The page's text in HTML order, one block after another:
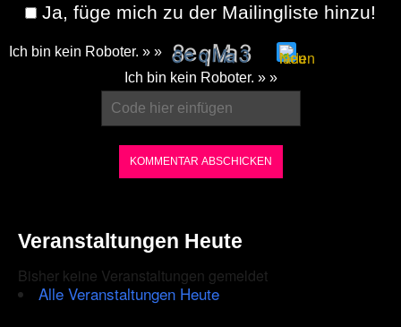
Ja, füge mich zu der Mailingliste hinzu!
Ich bin kein Roboter. » »
the
to
Ich bin kein Roboter. » »
Veranstaltungen Heute
Bisher keine Veranstaltungen gemeldet
Alle Veranstaltungen Heute